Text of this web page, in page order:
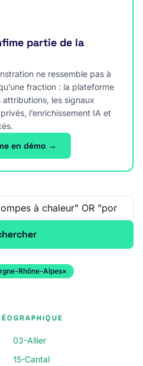
partie de la
ne ressemble pas à
fraction : la plateforme
les signaux
l’enrichissement IA et
en démo →
Rhône-Alpes×
03-Allier
15-Cantal